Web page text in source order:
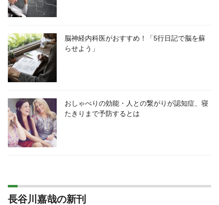
脳神経内科医がおすすめ！「5行日記で脳を蘇
らせよう」
おしゃべりの効能・人との繋がりが認知症、寝
たきりまで予防するとは
長谷川嘉哉の新刊